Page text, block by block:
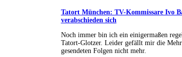
Tatort München: TV-Kommissare Ivo
verabschieden sich
Noch immer bin ich ein einigermaßen
Tatort-Glotzer. Leider gefällt mir die
gesendeten Folgen nicht mehr.